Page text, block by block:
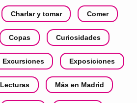
Charlar y tomar Comer
Copas Curiosidades
Excursiones Exposiciones
Lecturas Más en Madrid